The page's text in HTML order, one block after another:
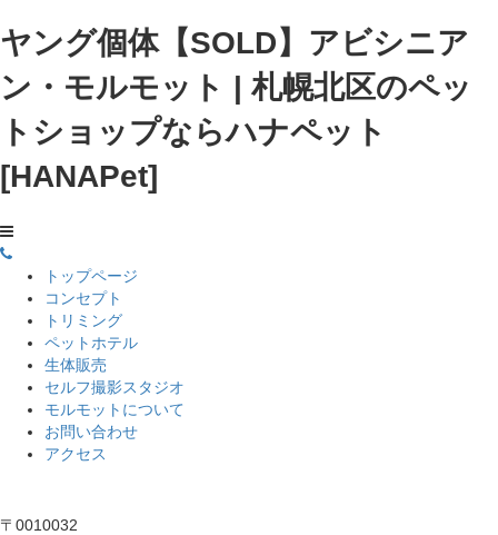
ヤング個体【SOLD】アビシニア
ン・モルモット | 札幌北区のペッ
トショップならハナペット
[HANAPet]
トップページ
コンセプト
トリミング
ペットホテル
生体販売
セルフ撮影スタジオ
モルモットについて
お問い合わせ
アクセス
〒0010032